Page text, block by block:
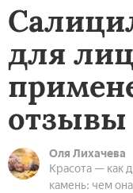
для
отзывы
Оля Лихачева
Красота — как
камень: чем